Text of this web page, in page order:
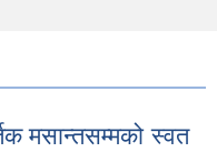
मसान्तसम्मको स्वत